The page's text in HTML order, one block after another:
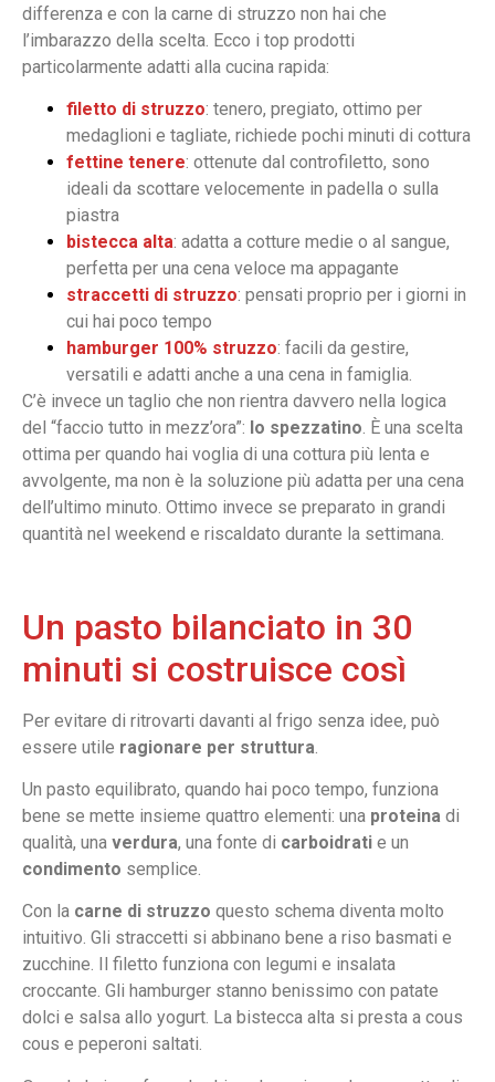
differenza e con la carne di struzzo non hai che
l’imbarazzo della scelta. Ecco i top prodotti
particolarmente adatti alla cucina rapida:
filetto di struzzo: tenero, pregiato, ottimo per
medaglioni e tagliate, richiede pochi minuti di cottura
fettine tenere: ottenute dal controfiletto, sono
ideali da scottare velocemente in padella o sulla
piastra
bistecca alta: adatta a cotture medie o al sangue,
perfetta per una cena veloce ma appagante
straccetti di struzzo: pensati proprio per i giorni in
cui hai poco tempo
hamburger 100% struzzo: facili da gestire,
versatili e adatti anche a una cena in famiglia.
C’è invece un taglio che non rientra davvero nella logica
del “faccio tutto in mezz’ora”: lo spezzatino. È una scelta
ottima per quando hai voglia di una cottura più lenta e
avvolgente, ma non è la soluzione più adatta per una cena
dell’ultimo minuto. Ottimo invece se preparato in grandi
quantità nel weekend e riscaldato durante la settimana.
Un pasto bilanciato in 30
minuti si costruisce così
Per evitare di ritrovarti davanti al frigo senza idee, può
essere utile ragionare per struttura
Un pasto equilibrato, quando hai poco tempo, funziona
bene se mette insieme quattro elementi: una proteina di
qualità, una verdura, una fonte di carboidrati e un
condimento semplice.
Con la carne di struzzo questo schema diventa molto
intuitivo. Gli straccetti si abbinano bene a riso basmati e
zucchine. Il filetto funziona con legumi e insalata
croccante. Gli hamburger stanno benissimo con patate
dolci e salsa allo yogurt. La bistecca alta si presta a cous
cous e peperoni saltati.